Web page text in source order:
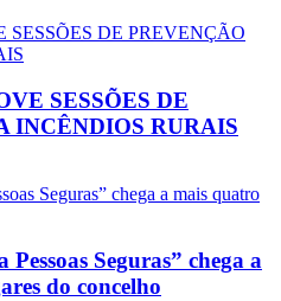
SESSÕES DE
INCÊNDIOS RURAIS
Seguras” chega a
do concelho